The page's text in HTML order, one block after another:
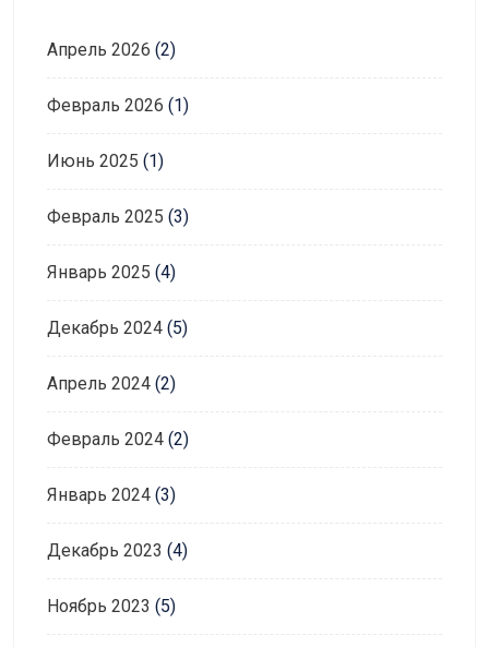
Апрель 2026 (2)
Февраль 2026 (1)
Июнь 2025 (1)
Февраль 2025 (3)
Январь 2025 (4)
Декабрь 2024 (5)
Апрель 2024 (2)
Февраль 2024 (2)
Январь 2024 (3)
Декабрь 2023 (4)
Ноябрь 2023 (5)